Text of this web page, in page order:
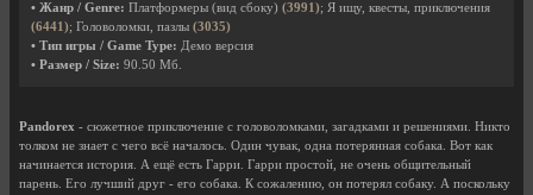
• Жанр / Genre: Платформеры (вид сбоку) (3991); Я ищу, квесты, приключения
(6441); Головоломки, пазлы (3035)
• Тип игры / Game Type: Демо версия
• Размер / Size: 90.50 Мб.
Pandorex - сюжетное приключение с головоломками, загадками и решениями. Никто
толком не знает с чего всё началось. Один чувак, одна потерянная собака. Вот как
начинается история. А ещё есть Гарри. Гарри простой, не очень общительный
парень. Его лучший друг - его собака. К сожалению, он потерял собаку. А поскольку